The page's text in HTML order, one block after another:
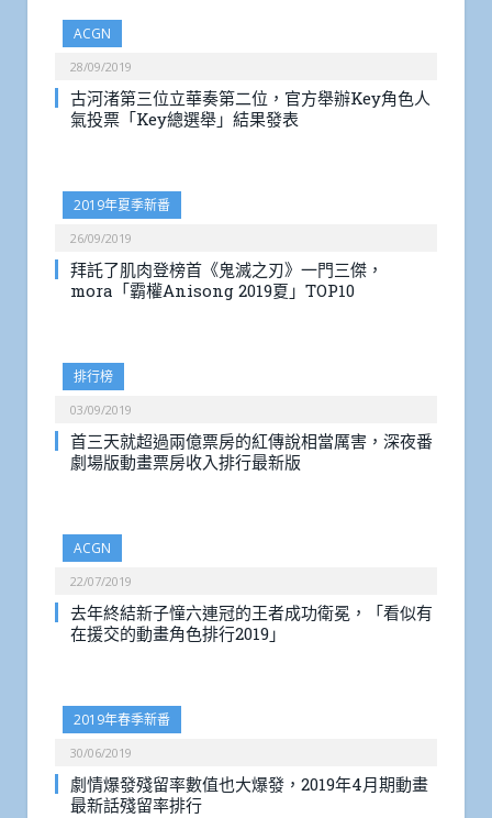
ACGN
28/09/2019
古河渚第三位立華奏第二位，官方舉辦Key角色人
氣投票「Key總選舉」結果發表
2019年夏季新番
26/09/2019
拜託了肌肉登榜首《鬼滅之刃》一門三傑，
mora「霸權Anisong 2019夏」TOP10
排行榜
03/09/2019
首三天就超過兩億票房的紅傳說相當厲害，深夜番
劇場版動畫票房收入排行最新版
ACGN
22/07/2019
去年終結新子憧六連冠的王者成功衛冕，「看似有
在援交的動畫角色排行2019」
2019年春季新番
30/06/2019
劇情爆發殘留率數值也大爆發，2019年4月期動畫
最新話殘留率排行